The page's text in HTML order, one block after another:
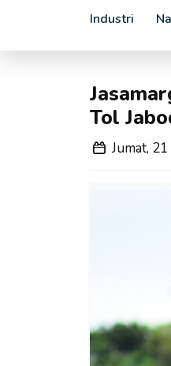
Industri
Tol
Jumat,